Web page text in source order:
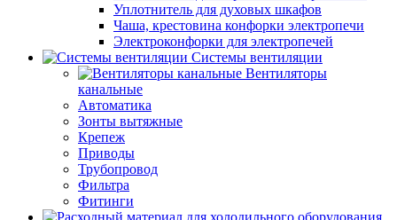
Уплотнитель для духовых шкафов
Чаша, крестовина конфорки электропечи
Электроконфорки для электропечей
Системы вентиляции
Вентиляторы
канальные
Автоматика
Зонты вытяжные
Крепеж
Приводы
Трубопровод
Фильтра
Фитинги